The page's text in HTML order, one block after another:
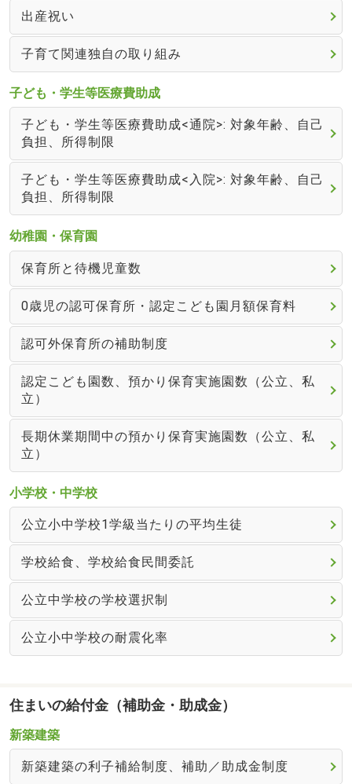
出産祝い
子育て関連独自の取り組み
子ども・学生等医療費助成
子ども・学生等医療費助成<通院>: 対象年齢、自己
負担、所得制限
子ども・学生等医療費助成<入院>: 対象年齢、自己
負担、所得制限
幼稚園・保育園
保育所と待機児童数
0歳児の認可保育所・認定こども園月額保育料
認可外保育所の補助制度
認定こども園数、預かり保育実施園数（公立、私
立）
長期休業期間中の預かり保育実施園数（公立、私
立）
小学校・中学校
公立小中学校1学級当たりの平均生徒
学校給食、学校給食民間委託
公立中学校の学校選択制
公立小中学校の耐震化率
住まいの給付金（補助金・助成金）
新築建築
新築建築の利子補給制度、補助／助成金制度